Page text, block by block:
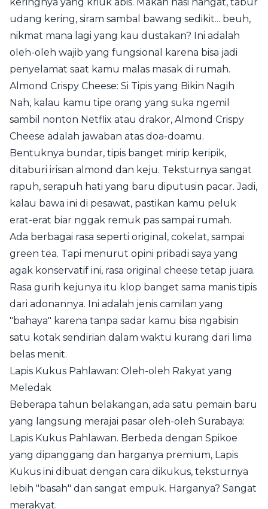
udang kering, siram sambal bawang sedikit... beuh,
nikmat mana lagi yang kau dustakan? Ini adalah
oleh-oleh wajib yang fungsional karena bisa jadi
penyelamat saat kamu malas masak di rumah.
Almond Crispy Cheese: Si Tipis yang Bikin Nagih
Nah, kalau kamu tipe orang yang suka ngemil
sambil nonton Netflix atau drakor, Almond Crispy
Cheese adalah jawaban atas doa-doamu.
Bentuknya bundar, tipis banget mirip keripik,
ditaburi irisan almond dan keju. Teksturnya sangat
rapuh, serapuh hati yang baru diputusin pacar. Jadi,
kalau bawa ini di pesawat, pastikan kamu peluk
erat-erat biar nggak remuk pas sampai rumah.
Ada berbagai rasa seperti original, cokelat, sampai
green tea. Tapi menurut opini pribadi saya yang
agak konservatif ini, rasa original cheese tetap juara.
Rasa gurih kejunya itu klop banget sama manis tipis
dari adonannya. Ini adalah jenis camilan yang
"bahaya" karena tanpa sadar kamu bisa ngabisin
satu kotak sendirian dalam waktu kurang dari lima
belas menit.
Lapis Kukus Pahlawan: Oleh-oleh Rakyat yang
Meledak
Beberapa tahun belakangan, ada satu pemain baru
yang langsung merajai pasar oleh-oleh Surabaya:
Lapis Kukus Pahlawan. Berbeda dengan Spikoe
yang dipanggang dan harganya premium, Lapis
Kukus ini dibuat dengan cara dikukus, teksturnya
lebih "basah" dan sangat empuk. Harganya? Sangat
merakyat.